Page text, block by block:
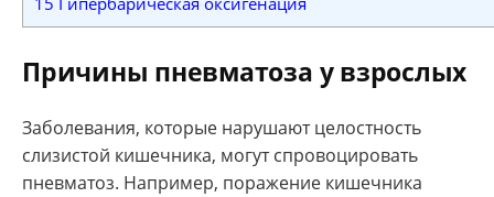
Причины пневматоза у взрослых
Заболевания, которые нарушают целостность
слизистой кишечника, могут спровоцировать
пневматоз. Например, поражение кишечника